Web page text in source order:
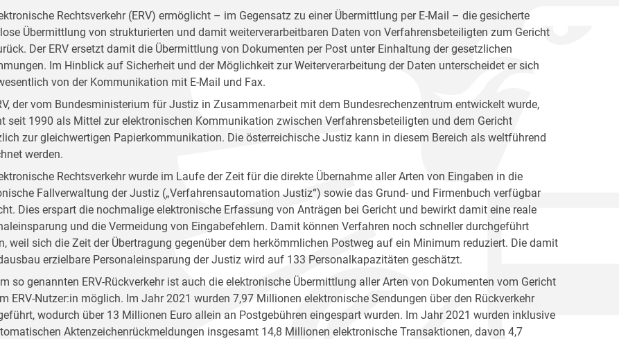
Rechtsverkehr (ERV) ermöglicht – im Gegensatz zu einer Übermittlung per E-Mail – die gesicherte
Übermittlung von strukturierten und damit weiterverarbeitbaren Daten von Verfahrensbeteiligten zum Gericht
Der ERV ersetzt damit die Übermittlung von Dokumenten per Post unter Einhaltung der gesetzlichen
Im Hinblick auf Sicherheit und der Möglichkeit zur Weiterverarbeitung der Daten unterscheidet er sich
von der Kommunikation mit E-Mail und Fax.
der vom Bundesministerium für Justiz in Zusammenarbeit mit dem Bundesrechenzentrum entwickelt wurde,
seit 1990 als Mittel zur elektronischen Kommunikation zwischen Verfahrensbeteiligten und dem Gericht
zur gleichwertigen Papierkommunikation. Die österreichische Justiz kann in diesem Bereich als weltführend
werden.
Rechtsverkehr wurde im Laufe der Zeit für die direkte Übernahme aller Arten von Eingaben in die
Fallverwaltung der Justiz („Verfahrensautomation Justiz“) sowie das Grund- und Firmenbuch verfügbar
Dies erspart die nochmalige elektronische Erfassung von Anträgen bei Gericht und bewirkt damit eine reale
und die Vermeidung von Eingabefehlern. Damit können Verfahren noch schneller durchgeführt
weil sich die Zeit der Übertragung gegenüber dem herkömmlichen Postweg auf ein Minimum reduziert. Die damit
erzielbare Personaleinsparung der Justiz wird auf 133 Personalkapazitäten geschätzt.
so genannten ERV-Rückverkehr ist auch die elektronische Übermittlung aller Arten von Dokumenten vom Gericht
ERV-Nutzer:in möglich. Im Jahr 2021 wurden 7,97 Millionen elektronische Sendungen über den Rückverkehr
wodurch über 13 Millionen Euro allein an Postgebühren eingespart wurden. Im Jahr 2021 wurden inklusive
Aktenzeichenrückmeldungen insgesamt 14,8 Millionen elektronische Transaktionen, davon 4,7